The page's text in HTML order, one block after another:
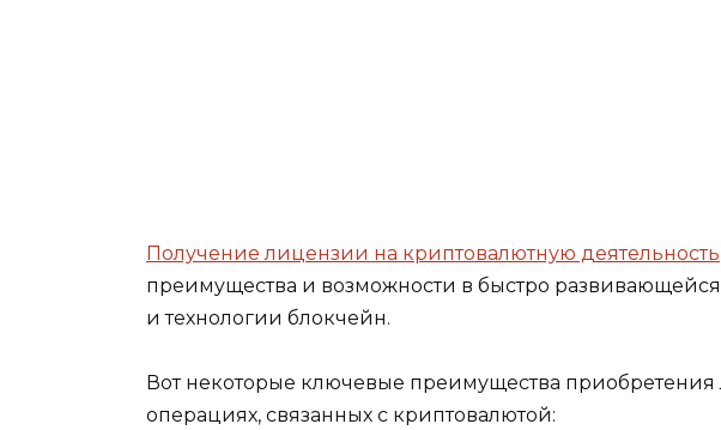
Получение лицензии на криптовалютную деятельность
преимущества и возможности в быстро
и технологии блокчейн.
Вот некоторые ключевые преимущества приобретения
операциях, связанных с криптовалютой: